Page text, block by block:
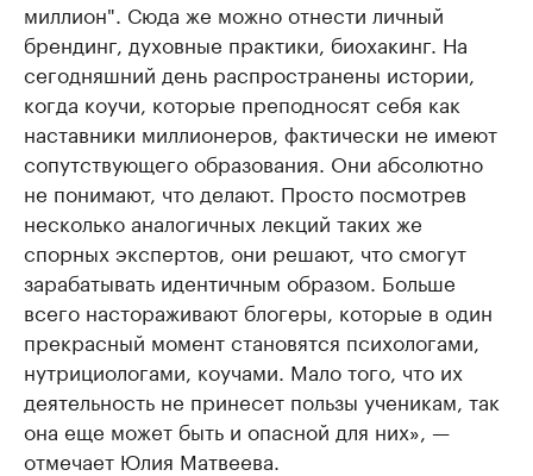
миллион". Сюда же можно отнести личный
брендинг, духовные практики, биохакинг. На
сегодняшний день распространены истории,
когда коучи, которые преподносят себя как
наставники миллионеров, фактически не имеют
сопутствующего образования. Они абсолютно
не понимают, что делают. Просто посмотрев
несколько аналогичных лекций таких же
спорных экспертов, они решают, что смогут
зарабатывать идентичным образом. Больше
всего настораживают блогеры, которые в один
прекрасный момент становятся психологами,
нутрициологами, коучами. Мало того, что их
деятельность не принесет пользы ученикам, так
она еще может быть и опасной для них», —
отмечает Юлия Матвеева.